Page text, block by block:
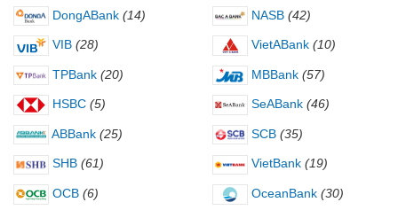
DongABank (14) NASB (42)
VIB (28) VietABank (10)
TPBank (20) MBBank (57)
HSBC (5) SeABank (46)
ABBank (25) SCB (35)
SHB (61) VietBank (19)
OCB (6) OceanBank (30)